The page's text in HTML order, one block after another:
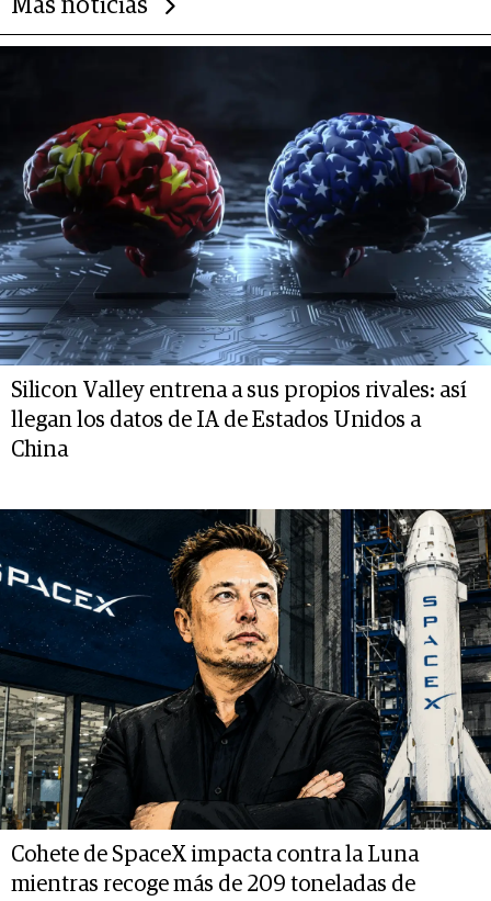
Más noticias
Silicon Valley entrena a sus propios rivales: así
llegan los datos de IA de Estados Unidos a
China
Cohete de SpaceX impacta contra la Luna
mientras recoge más de 209 toneladas de